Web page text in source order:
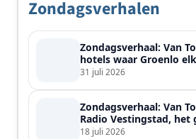
Zondagsverhalen
Zondagsverhaal: Van
hotels waar Groenlo
31 juli 2026
Zondagsverhaal: Van
Radio Vestingstad, het
de streek
18 juli 2026